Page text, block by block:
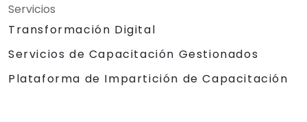
Servicios
Transformación Digital
Servicios de Capacitación Gestionados
Plataforma de Impartición de Capacitación